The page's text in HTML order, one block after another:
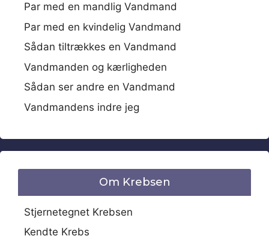
Par med en mandlig Vandmand
Par med en kvindelig Vandmand
Sådan tiltrækkes en Vandmand
Vandmanden og kærligheden
Sådan ser andre en Vandmand
Vandmandens indre jeg
Om Krebsen
Stjernetegnet Krebsen
Kendte Krebs